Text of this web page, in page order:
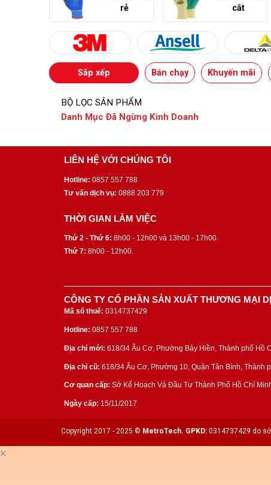
rẻ
cắt
Sắp xếp Bán chạy Khuyến mãi
BỘ LỌC SẢN PHẨM
Danh Mục Đã Ngừng Kinh Doanh
LIÊN HỆ VỚI CHÚNG TÔI
Hotline: 0857 557 788
Tư vấn dịch vụ: 0888 203 779
THỜI GIAN LÀM VIỆC
Thứ 2 - Thứ 6: 8h00 - 12h00 và 13h00 - 17h00.
Thứ 7: 8h00 - 12h00.
CÔNG TY CỔ PHẦN SẢN XUẤT THƯƠNG MẠI
Mã số thuế: 0314737429
Hotline: 0857 557 788
Địa chỉ mới: 618/34 Âu Cơ, Phường Bảy Hiền, Thành phố Hồ
Địa chỉ cũ: 618/34 Âu Cơ, Phường 10, Quận Tân Bình, Thành
Cơ quan cấp: Sở Kế Hoạch Và Đầu Tư Thành Phố Hồ Chí
Ngày cấp: 15/11/2017
Copyright 2017 - 2025 © MetroTech. GPKD: 0314737429 do